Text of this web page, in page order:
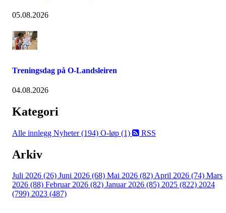
05.08.2026
Treningsdag på O-Landsleiren
04.08.2026
Kategori
Alle innlegg Nyheter (194) O-løp (1) RSS
Arkiv
Juli 2026 (26) Juni 2026 (68) Mai 2026 (82)April 2026 (74) Mars
2026 (88) Februar 2026 (82) Januar 2026 (85) 2025 (822) 2024
(799) 2023 (487)